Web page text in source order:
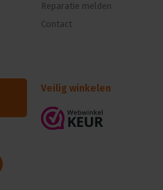
Reparatie melden
Contact
Veilig winkelen